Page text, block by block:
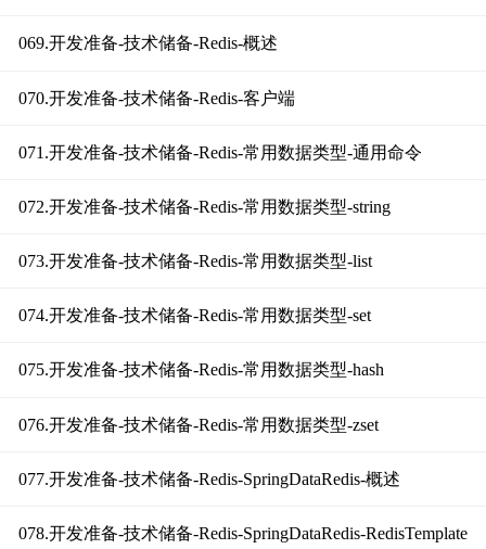
069.开发准备-技术储备-Redis-概述
070.开发准备-技术储备-Redis-客户端
071.开发准备-技术储备-Redis-常用数据类型-通用命令
072.开发准备-技术储备-Redis-常用数据类型-string
073.开发准备-技术储备-Redis-常用数据类型-list
074.开发准备-技术储备-Redis-常用数据类型-set
075.开发准备-技术储备-Redis-常用数据类型-hash
076.开发准备-技术储备-Redis-常用数据类型-zset
077.开发准备-技术储备-Redis-SpringDataRedis-概述
078.开发准备-技术储备-Redis-SpringDataRedis-RedisTemplate